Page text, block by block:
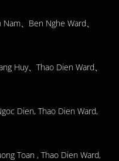
、Ben Nghe Ward、
Huy、Thao Dien Ward、
Dien, Thao Dien Ward,
Toan , Thao Dien Ward,